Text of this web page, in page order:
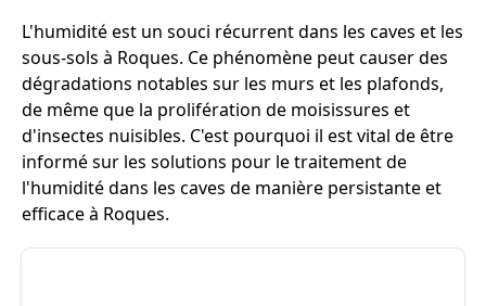
L'humidité est un souci récurrent dans les caves et les
sous-sols à Roques. Ce phénomène peut causer des
dégradations notables sur les murs et les plafonds,
de même que la prolifération de moisissures et
d'insectes nuisibles. C'est pourquoi il est vital de être
informé sur les solutions pour le traitement de
l'humidité dans les caves de manière persistante et
efficace à Roques.